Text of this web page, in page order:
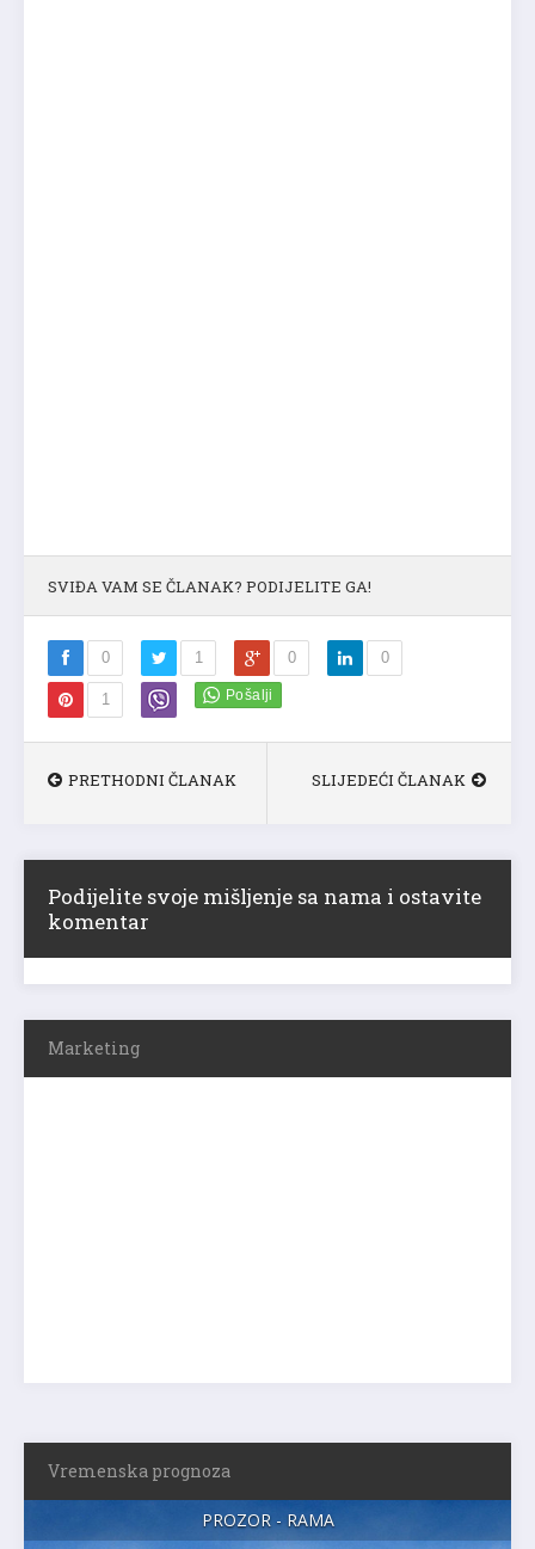
SVIĐA VAM SE ČLANAK? PODIJELITE GA!
0 1 0 0
1
PRETHODNI ČLANAK SLIJEDEĆI ČLANAK
Podijelite svoje mišljenje sa nama i ostavite
komentar
Marketing
Vremenska prognoza
PROZOR - RAMA